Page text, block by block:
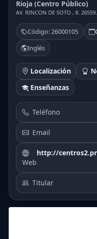
Rioja (Centro Público)
AV. RINCON DE SOTO , 8. 26559.
Código: 26000105
Inglés
Localización
Enseñanzas
Teléfono
Email
Web
http://
Titular